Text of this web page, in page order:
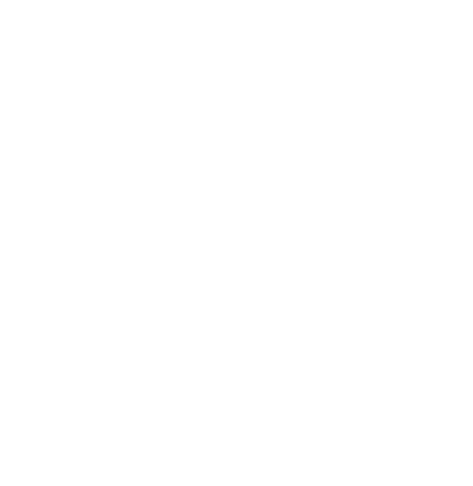
By continuing to browse this website, you accept that
you can access our